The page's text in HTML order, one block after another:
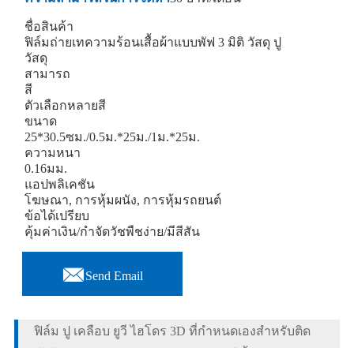
ชื่อสินค้า
ฟิล์มถ่ายเทความร้อนเสื้อผ้าแบบพัฟ 3 มิติ วัสดุ ปู
วัสดุ
สามารถ
สี
ตัวเลือกหลายสี
ขนาด
25*30.5ซม./0.5ม.*25ม./1ม.*25ม.
ความหนา
0.16มม.
แอปพลิเคชัน
โฆษณา, การหุ้มผนัง, การหุ้มรถยนต์
ข้อได้เปรียบ
คุ้มค่าเงิน/กำจัดวัชพืชง่าย/มีสีสัน
Send Email
ฟิล์ม ปู เคลือบ ยูวี ไฮโดร 3D ที่กำหนดเองสำหรับติด